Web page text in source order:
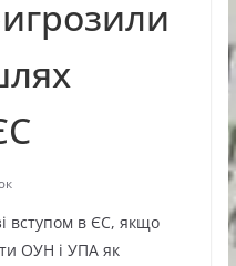
вступом в ЄС, якщо
ОУН і УПА як